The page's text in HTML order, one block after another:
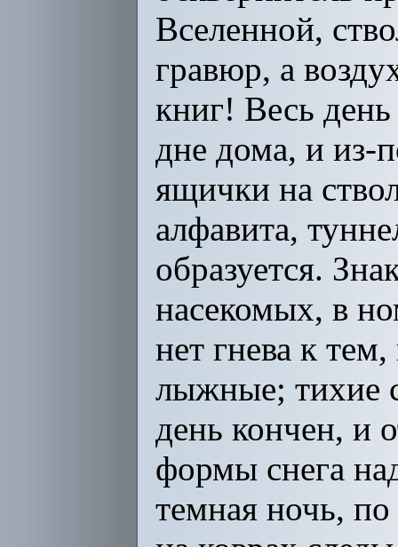
Вселенной,
гравюр, а
книг! Весь
дне дома, и из-
ящички на
алфавита,
образуется.
насекомых, в
нет гнева к
лыжные; тихие
день кончен, и
формы снега
темная ночь,